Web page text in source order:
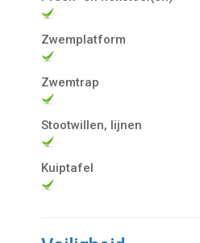
Zwemplatform
Zwemtrap
Stootwillen, lijnen
Kuiptafel